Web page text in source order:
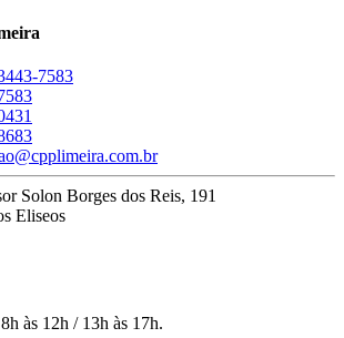
7583
Solon Borges dos Reis, 191
Eliseos
às 12h / 13h às 17h.